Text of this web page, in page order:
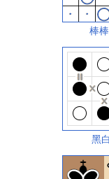
棒
黑